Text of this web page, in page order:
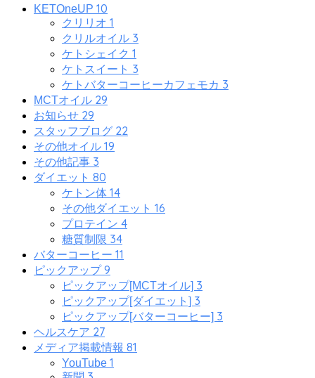
KETOneUP 10
クリリオ 1
クリルオイル 3
ケトシェイク 1
ケトスイート 3
ケトバターコーヒーカフェモカ 3
MCTオイル 29
お知らせ 29
スタッフブログ 22
その他オイル 19
その他記事 3
ダイエット 80
ケトン体 14
その他ダイエット 16
プロテイン 4
糖質制限 34
バターコーヒー 11
ピックアップ9
ピックアップ[MCTオイル] 3
ピックアップ[ダイエット] 3
ピックアップ[バターコーヒー] 3
ヘルスケア 27
メディア掲載情報 81
YouTube 1